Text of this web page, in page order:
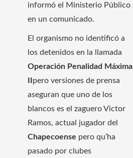
informó el Ministerio Público
en un comunicado.
El organismo no identificó a
los detenidos en la llamada
Operación Penalidad Máxima
pero versiones de prensa
aseguran que uno de los
blancos es el zaguero Victor
Ramos, actual jugador del
Chapecoense pero qu’ha
pasado por clubes